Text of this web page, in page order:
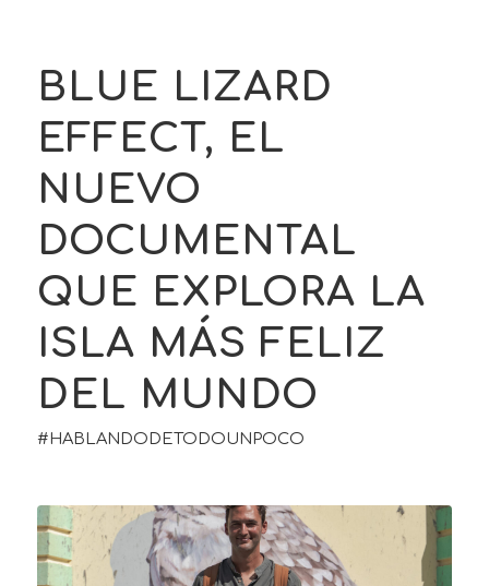
BLUE LIZARD
EFFECT, EL
NUEVO
DOCUMENTAL
QUE EXPLORA LA
ISLA MÁS FELIZ
DEL MUNDO
#HABLANDODETODOUNPOCO